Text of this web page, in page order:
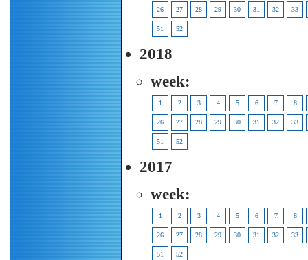
26 27 28 29 30 31 32 33
51 52
2018
week:
1 2 3 4 5 6 7 8
26 27 28 29 30 31 32 33
51 52
2017
week:
1 2 3 4 5 6 7 8
26 27 28 29 30 31 32 33
51 52